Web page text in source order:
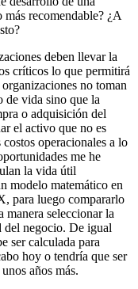
recomendable? ¿A
deben llevar la
críticos lo que permitirá
no toman
de vida sino que la
o adquisición del
el activo que no es
operacionales a lo
me he
la vida útil
modelo matemático en
para luego compararlo
manera seleccionar la
del negocio. De igual
ser calculada para
hoy o tendría que ser
años más.